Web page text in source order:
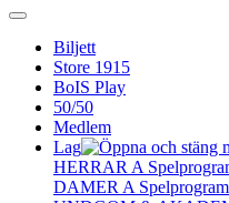
Biljett
Store 1915
BoIS Play
50/50
Medlem
Lag
HERRAR A
DAMER A